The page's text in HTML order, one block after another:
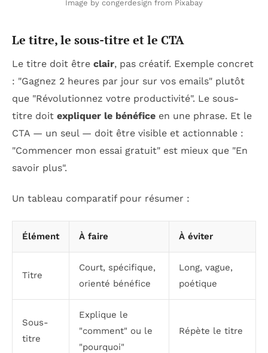
Image by congerdesign from Pixabay
Le titre, le sous-titre et le CTA
Le titre doit être clair, pas créatif. Exemple concret
: "Gagnez 2 heures par jour sur vos emails" plutôt
que "Révolutionnez votre productivité". Le sous-
titre doit expliquer le bénéfice en une phrase. Et le
CTA — un seul — doit être visible et actionnable :
"Commencer mon essai gratuit" est mieux que "En
savoir plus".
Un tableau comparatif pour résumer :
Élément À faire À éviter
Titre
Court, spécifique,
orienté bénéfice
Long, vague,
poétique
Sous-
titre
Explique le
"comment" ou le
"pourquoi"
Répète le titre